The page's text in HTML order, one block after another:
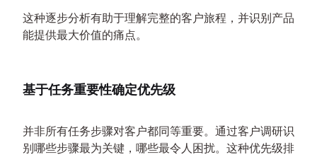
这种逐步分析有助于理解完整的客户旅程，并识别产品
能提供最大价值的痛点。
基于任务重要性确定优先级
并非所有任务步骤对客户都同等重要。通过客户调研识
别哪些步骤最为关键，哪些最令人困扰。这种优先级排